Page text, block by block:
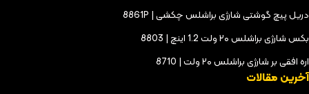
دریل پیچ گوشتی شارژی براشلس چکشی | 8861P
بکس شارژی براشلس ۲۰ ولت 1.2 اینچ | 8803
اره افقی بر شارژی براشلس ۲۰ ولت | 8710
آخرین مقالات